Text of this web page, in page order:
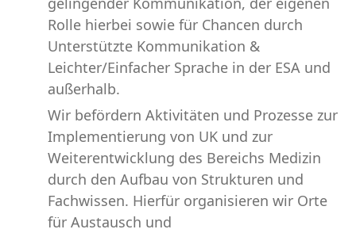
Rolle hierbei sowie für Chancen durch
Unterstützte Kommunikation &
Leichter/Einfacher Sprache in der ESA und
außerhalb.
Wir befördern Aktivitäten und Prozesse zur
Implementierung von UK und zur
Weiterentwicklung des Bereichs Medizin
durch den Aufbau von Strukturen und
Fachwissen. Hierfür organisieren wir Orte
für Austausch und